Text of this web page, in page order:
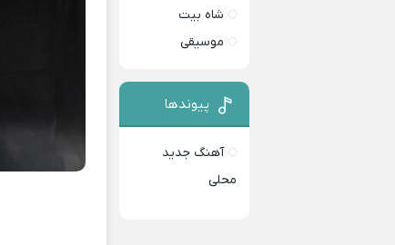
شاه بیت
موسیقی
پیوندها
آهنگ جدید
محلی